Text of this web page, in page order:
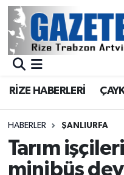
RİZE HABERLERİ
HABERLER ŞANLIURFA
Tarım
minibüs
BÖLGEMİZ
Asayiş
Rize Jandarma
Bilim Teknoloji
Merkez Nöbetçi
Merkez Trafik
Süper Lig Puan
Tüm Manşetler